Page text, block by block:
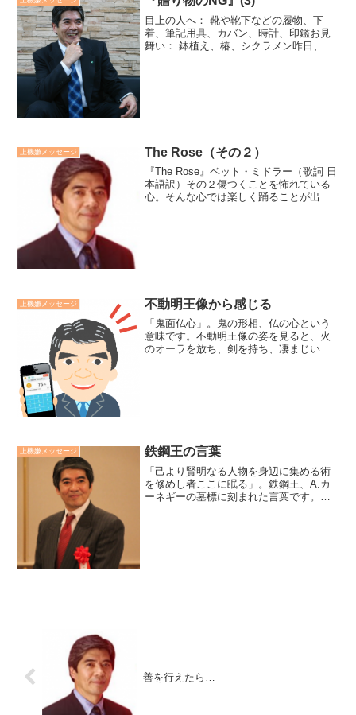
目上の人へ： 靴や靴下などの履物、下
着、筆記用具、カバン、時計、印鑑お見
舞い： 鉢植え、椿、シクラメン昨日、今
上機嫌メッセージ The Rose（その２）
『The Rose』ベット・ミドラー（歌詞 日
本語訳）その２傷つくことを怖れている
心。そんな心では楽しく踊ることが出来
上機嫌メッセージ 不動明王像から感じる
「鬼面仏心」。鬼の形相、仏の心という
意味です。不動明王像の姿を見ると、火
のオーラを放ち、剣を持ち、凄まじい形
上機嫌メッセージ 鉄鋼王の言葉
「己より賢明なる人物を身辺に集める術
を修めし者ここに眠る」。鉄鋼王、A.カ
ーネギーの墓標に刻まれた言葉です。
善を行えたら…